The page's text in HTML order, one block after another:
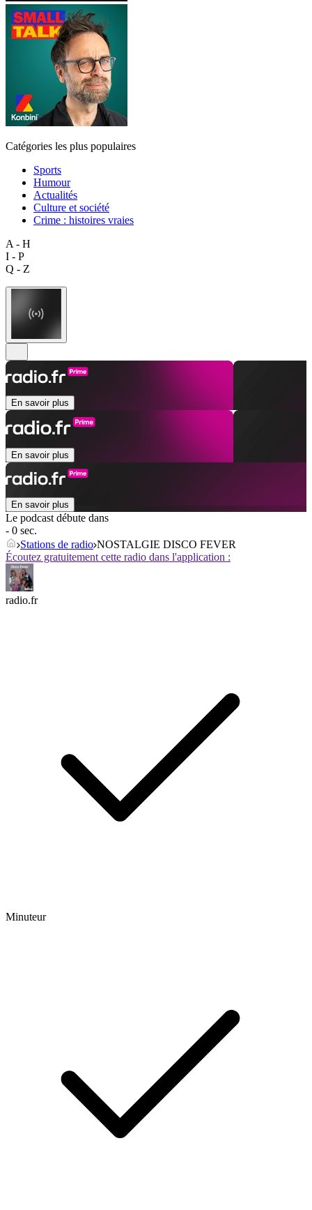
Catégories les plus populaires
Sports
Humour
Actualités
Culture et société
Crime : histoires vraies
A - H
I - P
Q - Z
En savoir plus
En savoir plus
En savoir plus
Le podcast débute dans
- 0 sec.
Stations de radio NOSTALGIE DISCO FEVER
Écoutez gratuitement cette radio dans l'application :
radio.fr
Minuteur